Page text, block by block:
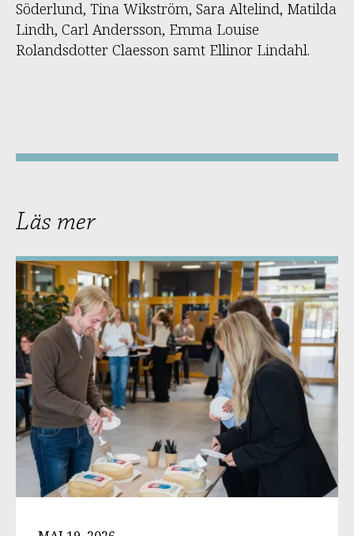
Söderlund, Tina Wikström, Sara Altelind, Matilda
Lindh, Carl Andersson, Emma Louise
Rolandsdotter Claesson samt Ellinor Lindahl.
Läs mer